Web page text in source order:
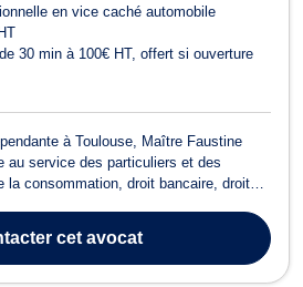
en vice caché automobile
30 min à 100€ HT, offert si ouverture
à Toulouse, Maître Faustine
au service des particuliers et des
la consommation, droit bancaire, droit
✔ Droit de la consommation :
cet avocat